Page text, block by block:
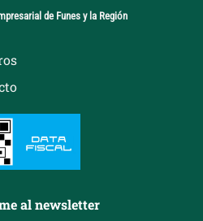
de Funes y la Región
al newsletter